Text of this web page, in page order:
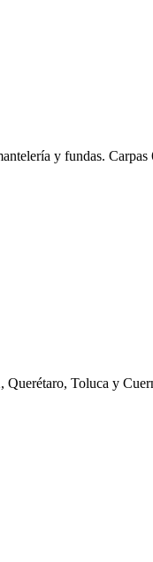
y fundas.
Querétaro, Toluca y